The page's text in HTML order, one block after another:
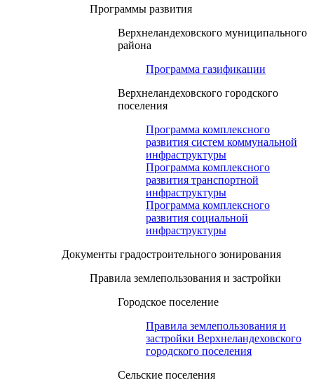
Программы развития
Верхнеландеховского муниципального
района
Программа газификации
Верхнеландеховского городского
поселения
Программа комплексного
развития систем коммунальной
инфраструктуры
Программа комплексного
развития транспортной
инфраструктуры
Программа комплексного
развития социальной
инфраструктуры
Документы градостроительного зонирования
Правила землепользования и застройки
Городское поселение
Правила землепользования и
застройки Верхнеландеховского
городского поселения
Сельские поселения